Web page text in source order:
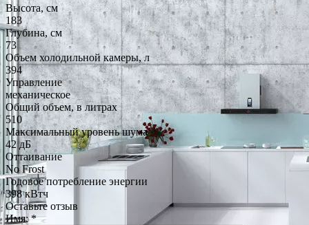
Высота, см
183
Глубина, см
73
Объем холодильной камеры, л
394
Управление
механическое
Общий объем, в литрах
510
Максимальный уровень шума
42 дБ
Оттаивание
No Frost
Годовое потребление энергии
398 кВтч
Оставьте отзыв
Имя:*